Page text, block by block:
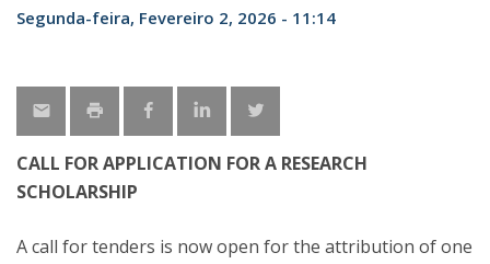
Segunda-feira, Fevereiro 2, 2026 - 11:14
CALL FOR APPLICATION FOR A RESEARCH
SCHOLARSHIP
A call for tenders is now open for the attribution of one